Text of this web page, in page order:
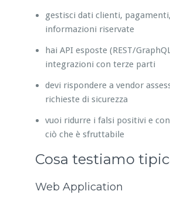
gestisci dati clienti,
informazioni riservate
hai API esposte (REST/
integrazioni con terze parti
devi rispondere a vendor
richieste di sicurezza
vuoi ridurre i falsi positivi e
ciò che è sfruttabile
Cosa testiamo
Web Application